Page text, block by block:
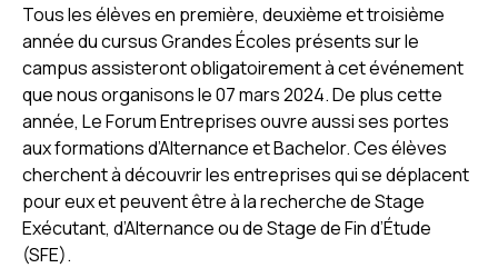
Tous les élèves en première, deuxième et troisième
année du cursus Grandes Écoles présents sur le
campus assisteront obligatoirement à cet événement
que nous organisons le 07 mars 2024. De plus cette
année, Le Forum Entreprises ouvre aussi ses portes
aux formations d’Alternance et Bachelor. Ces élèves
cherchent à découvrir les entreprises qui se déplacent
pour eux et peuvent être à la recherche de Stage
Exécutant, d’Alternance ou de Stage de Fin d’Étude
(SFE).